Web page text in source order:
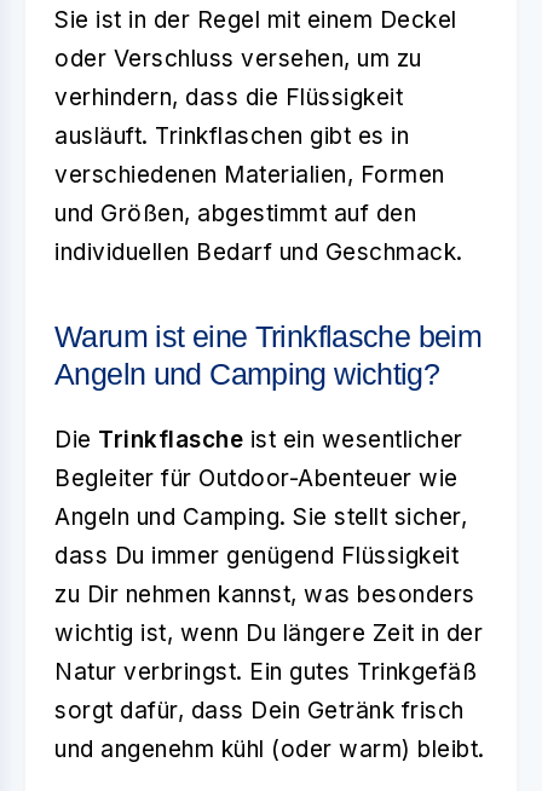
Sie ist in der Regel mit einem Deckel
oder Verschluss versehen, um zu
verhindern, dass die Flüssigkeit
ausläuft. Trinkflaschen gibt es in
verschiedenen Materialien, Formen
und Größen, abgestimmt auf den
individuellen Bedarf und Geschmack.
Warum ist eine Trinkflasche beim
Angeln und Camping wichtig?
Die Trinkflasche ist ein wesentlicher
Begleiter für Outdoor-Abenteuer wie
Angeln und Camping. Sie stellt sicher,
dass Du immer genügend Flüssigkeit
zu Dir nehmen kannst, was besonders
wichtig ist, wenn Du längere Zeit in der
Natur verbringst. Ein gutes Trinkgefäß
sorgt dafür, dass Dein Getränk frisch
und angenehm kühl (oder warm) bleibt.